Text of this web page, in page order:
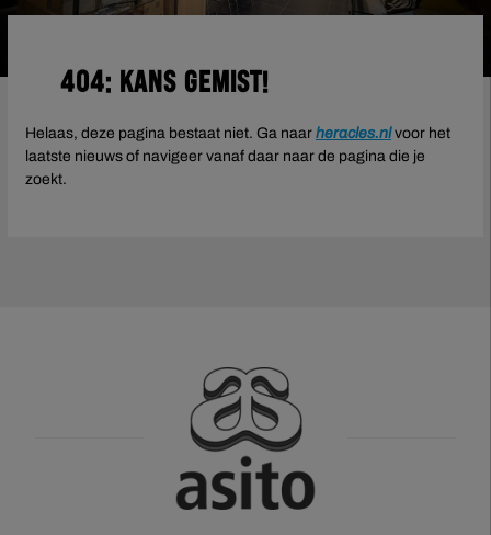
404: Kans gemist!
Helaas, deze pagina bestaat niet. Ga naar heracles.nlvoor het
laatste nieuws of navigeer vanaf daar naar de pagina die je
zoekt.